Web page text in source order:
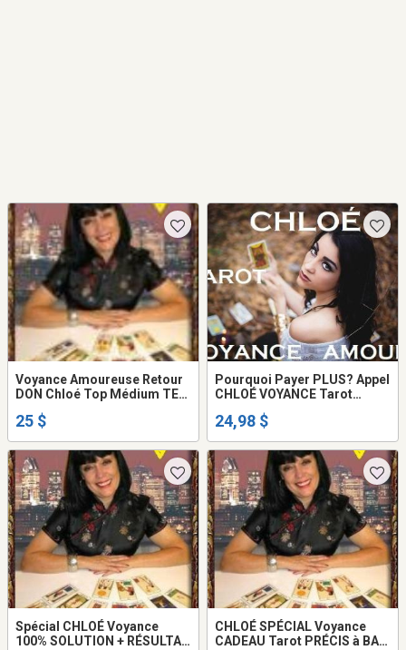
Voyance Amoureuse Retour
DON Chloé Top Médium TEL:
25 $
Pourquoi Payer PLUS? Appel
CHLOÉ VOYANCE Tarot
24,98 $
Spécial CHLOÉ Voyance
100% SOLUTION + RÉSULTAT
CHLOÉ SPÉCIAL Voyance
CADEAU Tarot PRÉCIS à BAS